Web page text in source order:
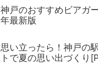
神戸のおすすめビアガ
年最新版
思い立ったら！神戸の
トで夏の思い出づくり